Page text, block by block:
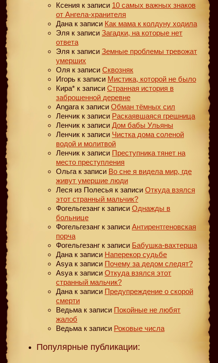
Ксения к записи 10 самых важных знаков
от Ангела-хранителя
Дана к записи Как мама к колдуну ходила
Эля к записи Загадки, на которые нет
ответа
Эля к записи Земные проблемы тревожат
умерших
Оля к записи Сквозняк
Игорь к записи Мистика, которой не было
Кира* к записи Странная история в
заброшенной деревне
Angara к записи Обман тёмных сил
Ленчик к записи Раскаявшаяся грешница
Ленчик к записи Дом бабы Ульяны
Ленчик к записи Чистка дома соленой
водой и молитвой
Ленчик к записи Преступника тянет на
место преступления
Ольга к записи Во сне я видела мир, где
живут умершие люди
Леся из Полесья к записи Откуда взялся
этот странный мальчик?
Фогельгезанг к записи Однажды в
больнице
Фогельгезанг к записи Антирентгеновская
порча
Фогельгезанг к записи Бабушка-вахтерша
Дана к записи Наперекор судьбе
Asya к записи Почему за дедом следят?
Asya к записи Откуда взялся этот
странный мальчик?
Дана к записи Предупреждение о скорой
смерти
Ведьма к записи Покойные не любят
жалоб
Ведьма к записи Роковые числа
Популярные публикации: